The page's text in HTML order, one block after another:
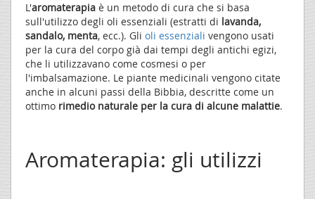
L'aromaterapia è un metodo di cura che si basa
sull'utilizzo degli oli essenziali (estratti di lavanda,
sandalo, menta, ecc.). Gli oli essenziali vengono usati
per la cura del corpo già dai tempi degli antichi egizi,
che li utilizzavano come cosmesi o per
l'imbalsamazione. Le piante medicinali vengono citate
anche in alcuni passi della Bibbia, descritte come un
ottimo rimedio naturale per la cura di alcune malattie.
Aromaterapia: gli utilizzi